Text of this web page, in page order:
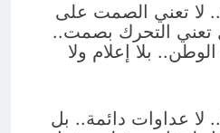
لا تعني الصمت على
تعني التحرك بصمت..
بلا إعلام ولا
لا عداوات دائمة.. بل